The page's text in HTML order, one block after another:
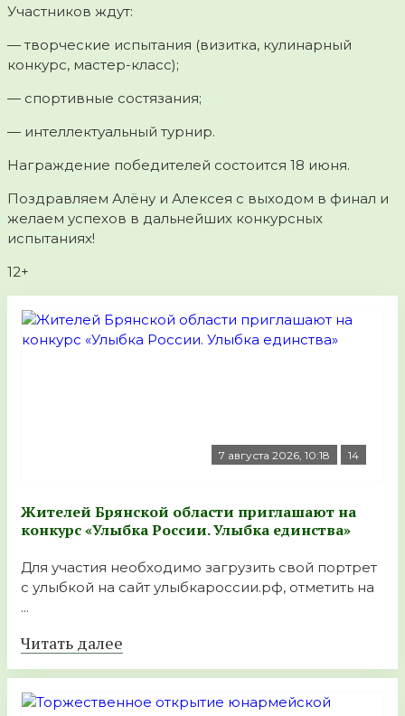
Участников ждут:
— творческие испытания (визитка, кулинарный
конкурс, мастер-класс);
— спортивные состязания;
— интеллектуальный турнир.
Награждение победителей состоится 18 июня.
Поздравляем Алёну и Алексея с выходом в финал и
желаем успехов в дальнейших конкурсных
испытаниях!
12+
7 августа 2026, 10:18 14
Жителей Брянской области приглашают на
конкурс «Улыбка России. Улыбка единства»
Для участия необходимо загрузить свой портрет
с улыбкой на сайт улыбкароссии.рф, отметить на
...
Читать далее